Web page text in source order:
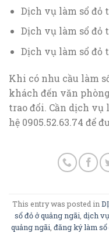
Dịch vụ làm sổ đỏ
Dịch vụ làm sổ đỏ
Dịch vụ làm sổ đỏ
Khi có nhu cầu làm
khách đến văn
trao đổi. Cần dịch vụ
hệ 0905.52.63.74 để
This entry was posted in
sổ đỏ ở quảng ngãi dịch
quảng ngãi đăng ký làm sổ